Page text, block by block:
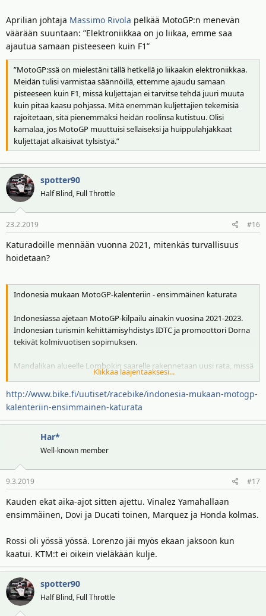
Aprilian johtaja Massimo Rivola pelkää MotoGP:n menevän
väärään suuntaan: ”Elektroniikkaa on jo liikaa, emme saa
ajautua samaan pisteeseen kuin F1”
”MotoGP:ssä on mielestäni tällä hetkellä jo liikaakin elektroniikkaa.
Meidän tulisi varmistaa säännöillä, ettemme ajaudu samaan
pisteeseen kuin F1, missä kuljettajan ei tarvitse tehdä juuri muuta
kuin pitää kaasu pohjassa. Mitä enemmän kuljettajien tekemisiä
rajoitetaan, sitä pienemmäksi heidän roolinsa kutistuu. Olisi
kamalaa, jos MotoGP muuttuisi sellaiseksi ja huippulahjakkaat
kuljettajat alkaisivat tylsistyä.”
spotter90
Half Blind, Full Throttle
23.2.2019 #16
Katuradoille mennään vuonna 2021, mitenkäs turvallisuus
hoidetaan?
Indonesia mukaan MotoGP-kalenteriin - ensimmäinen katurata
Indonesiassa ajetaan MotoGP-kilpailu ainakin vuosina 2021-2023.
Indonesian turismin kehittämisyhdistys IDTC ja promoottori Dorna
tekivät kolmivuotisen sopimuksen.
Mandalikan alueelle Lombokin saarelle rakennetaan uusi rata, missä
IDTC:n johtaja Abdulbar M. Mansoer vahvisti, että sopimus
allekirjoitettiin jo kuukausi sitten.
Uudella 4,32 kilometriä pitkällä katuradalla on 18 mutkaa ja FIM:n
turvallisuusvastaava Franco Uncini on jo näyttänyt sille vihreää
”Katurata rakennetaan nollasta eri tavalla kuin esimerkiksi
Singaporen ja Monacon radat. Kun rata ei ole käytössä, sitä
käytetään normaalisti tavallisena maantienä. Rata ja varikko
saadaan rakennettua nopeasti”, Abdulbar kertoo.
Radan rakentamisesta vastaa ranskalainen Vinci Construction, joka
päällystää radan syyskuussa. Kilpailusta tulee MotoGP-historian
ensimmäinen katuratakilpailu.
Abdulbarin mukaan sopimuksessa on optio myös jatkosta kolmen
vuoden jälkeen.
Klikkaa laajentaaksesi...
http://www.bike.fi/uutiset/racebike/indonesia-mukaan-motogp-
kalenteriin-ensimmainen-katurata
Har*
Well-known member
9.3.2019 #17
Kauden ekat aika-ajot sitten ajettu. Vinalez Yamahallaan
ensimmäinen, Dovi ja Ducati toinen, Marquez ja Honda kolmas.
Rossi oli yössä yössä. Lorenzo jäi myös ekaan jaksoon kun
kaatui. KTM:t ei oikein vieläkään kulje.
spotter90
Half Blind, Full Throttle